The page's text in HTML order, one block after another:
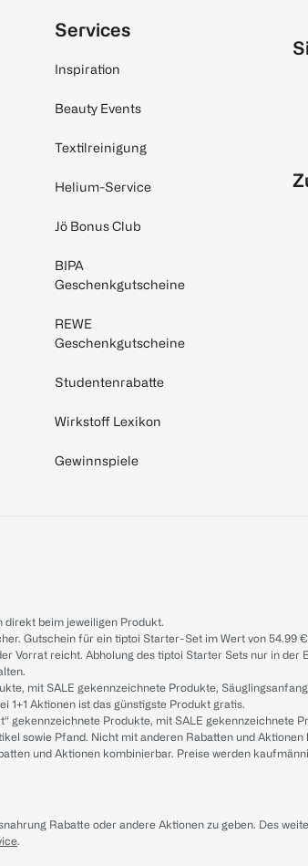
Services
Inspiration
Beauty Events
Textilreinigung
Helium-Service
Jö Bonus Club
BIPA
Geschenkgutscheine
REWE
Geschenkgutscheine
Studentenrabatte
Wirkstoff Lexikon
Gewinnspiele
direkt beim jeweiligen Produkt.
Gutschein für ein tiptoi Starter-Set im Wert von
Vorrat reicht. Abholung des tiptoi Starter Sets nur in
mit SALE gekennzeichnete Produkte,
1+1 Aktionen ist das günstigste Produkt gratis.
gekennzeichnete Produkte, mit SALE
sowie Pfand. Nicht mit anderen Rabatten und
und Aktionen kombinierbar. Preise werden
Rabatte oder andere Aktionen zu geben. Des
.